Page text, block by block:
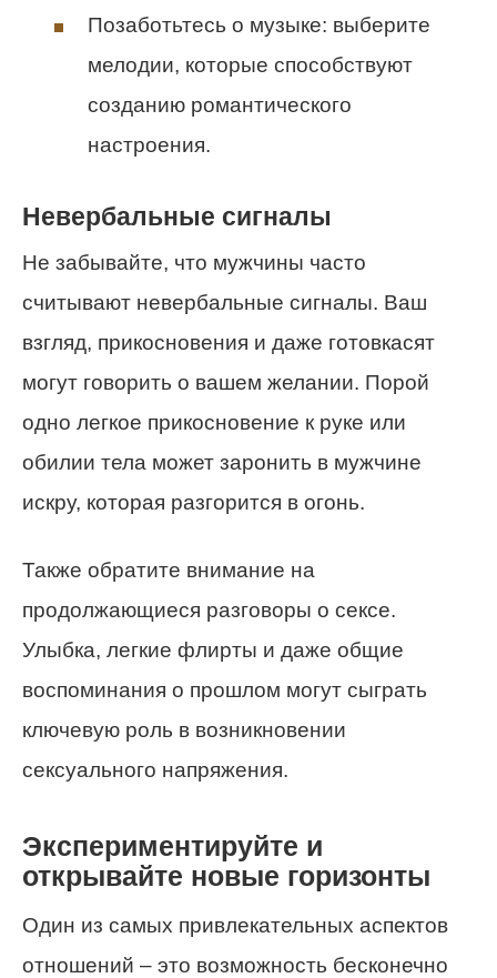
Позаботьтесь о музыке: выберите
мелодии, которые способствуют
созданию романтического
настроения.
Невербальные сигналы
Не забывайте, что мужчины часто
считывают невербальные сигналы. Ваш
взгляд, прикосновения и даже готовкасят
могут говорить о вашем желании. Порой
одно легкое прикосновение к руке или
обилии тела может заронить в мужчине
искру, которая разгорится в огонь.
Также обратите внимание на
продолжающиеся разговоры о сексе.
Улыбка, легкие флирты и даже общие
воспоминания о прошлом могут сыграть
ключевую роль в возникновении
сексуального напряжения.
Экспериментируйте и
открывайте новые горизонты
Один из самых привлекательных аспектов
отношений – это возможность бесконечно